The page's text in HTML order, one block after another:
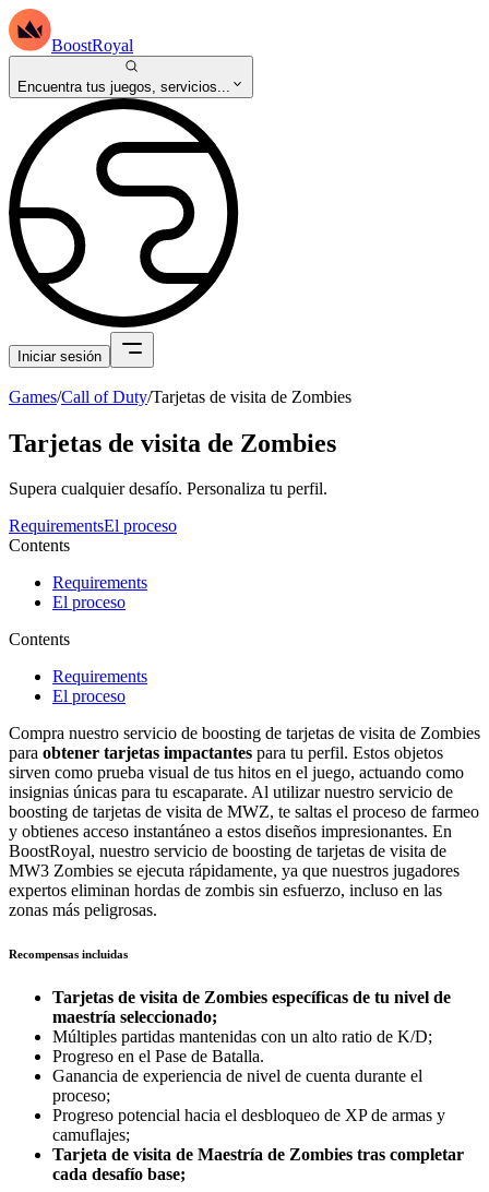
BoostRoyal
Encuentra tus juegos, servicios...
Iniciar sesión
Games/Call of Duty/Tarjetas de visita de Zombies
Tarjetas de visita de Zombies
Supera cualquier desafío. Personaliza tu perfil.
RequirementsEl proceso
Contents
Requirements
El proceso
Contents
Requirements
El proceso
Compra nuestro servicio de boosting de tarjetas de visita de Zombies
para obtener tarjetas impactantes para tu perfil. Estos objetos
sirven como prueba visual de tus hitos en el juego, actuando como
insignias únicas para tu escaparate. Al utilizar nuestro servicio de
boosting de tarjetas de visita de MWZ, te saltas el proceso de farmeo
y obtienes acceso instantáneo a estos diseños impresionantes. En
BoostRoyal, nuestro servicio de boosting de tarjetas de visita de
MW3 Zombies se ejecuta rápidamente, ya que nuestros jugadores
expertos eliminan hordas de zombis sin esfuerzo, incluso en las
zonas más peligrosas.
Recompensas incluidas
Tarjetas de visita de Zombies específicas de tu nivel de
maestría seleccionado;
Múltiples partidas mantenidas con un alto ratio de K/D;
Progreso en el Pase de Batalla.
Ganancia de experiencia de nivel de cuenta durante el
proceso;
Progreso potencial hacia el desbloqueo de XP de armas y
camuflajes;
Tarjeta de visita de Maestría de Zombies tras completar
cada desafío base;